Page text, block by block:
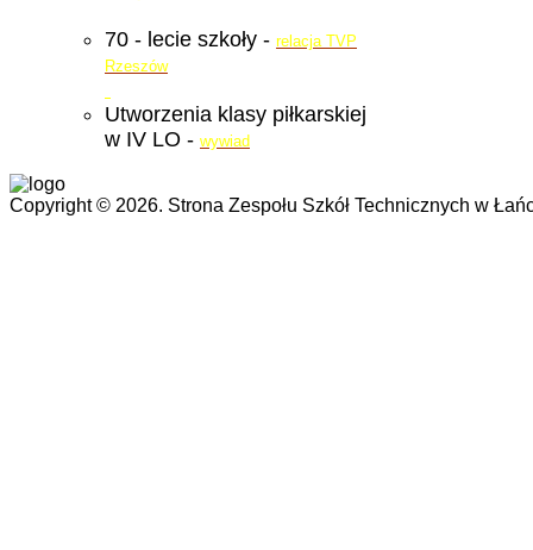
70 - lecie szkoły - relacja TVP
Rzeszów
Utworzenia klasy piłkarskiej
w IV LO - wywiad
Copyright © 2026. Strona Zespołu Szkół Technicznych w